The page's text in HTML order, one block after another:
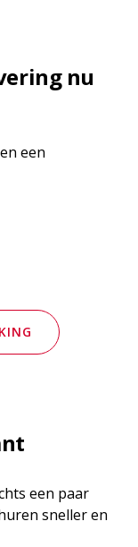
nu
een
een paar
sneller en